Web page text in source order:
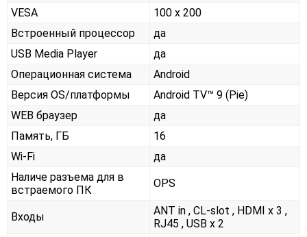
VESA
100 x 200
Встроенный процессор
да
USB Media Player
да
Операционная система
Android
Версия OS/платформы
Android TV™ 9 (Pie)
WEB браузер
да
Память, ГБ
16
Wi-Fi
да
Наличе разъема для в
встраемого ПК
OPS
Входы
ANT in , CL-slot , HDMI x 3 ,
RJ45 , USB x 2